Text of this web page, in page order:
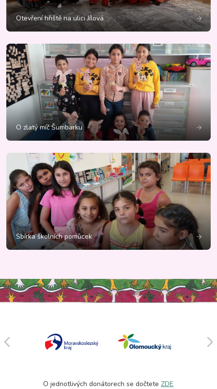
Otevření hřiště na ulici Jílová
O zlatý míč Šumbarku
Sbírka školních pomůcek
O jednotlivých donátorech se dočteteZDE